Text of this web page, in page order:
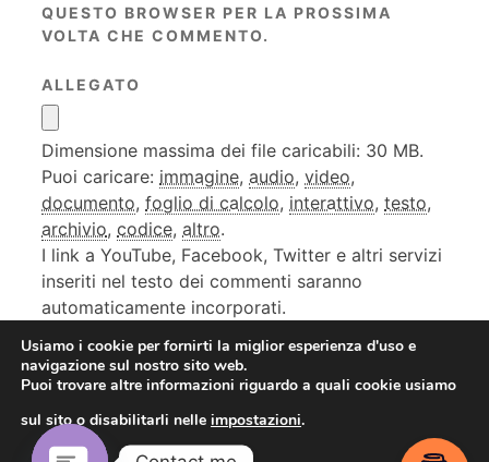
QUESTO BROWSER PER LA PROSSIMA
VOLTA CHE COMMENTO.
ALLEGATO
Dimensione massima dei file caricabili: 30 MB.
Puoi caricare: immagine, audio, video,
documento, foglio di calcolo, interattivo, testo,
archivio, codice, altro.
I link a YouTube, Facebook, Twitter e altri servizi
inseriti nel testo dei commenti saranno
automaticamente incorporati.
Usiamo i cookie per fornirti la miglior esperienza d'uso e
navigazione sul nostro sito web.
Puoi trovare altre informazioni riguardo a quali cookie usiamo
sul sito o disabilitarli nelle impostazioni.